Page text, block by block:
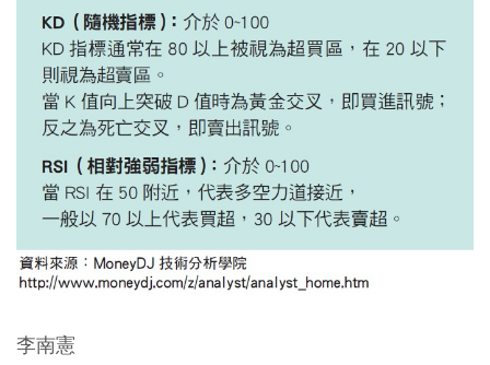
李南憲